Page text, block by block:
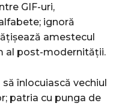
GIF-uri,
ignoră
amestecul
al post-modernității.
înlocuiască vechiul
patria cu punga de